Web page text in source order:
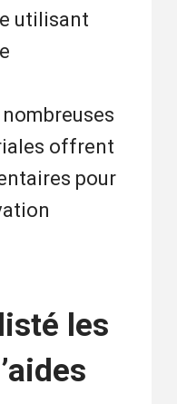
utilisant
nombreuses
offrent
pour
les